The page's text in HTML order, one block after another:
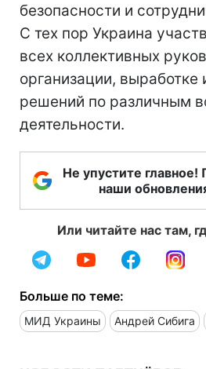
безопасности и
С тех пор Украина
всех коллективных
организации, выработке
решений по различным
деятельности.
Не упустите
наши
Или читайте нас там,
Больше по теме:
МИД Украины Андрей Сибига